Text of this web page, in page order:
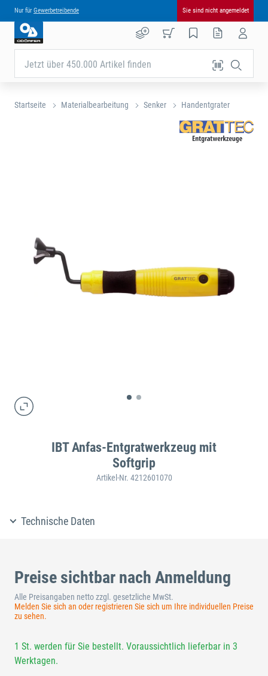
Nur für Gewerbetreibende Sie sind nicht angemeldet
Jetzt über 450.000 Artikel finden
Startseite Materialbearbeitung Senker Handentgrater
IBT Anfas-Entgratwerkzeug mit
Softgrip
Artikel-Nr. 4212601070
Technische Daten
Preise sichtbar nach Anmeldung
Alle Preisangaben netto zzgl. gesetzliche MwSt.
Melden Sie sich an oder registrieren Sie sich um Ihre individuellen Preise
zu sehen.
1 St. werden für Sie bestellt. Voraussichtlich lieferbar in 3
Werktagen.